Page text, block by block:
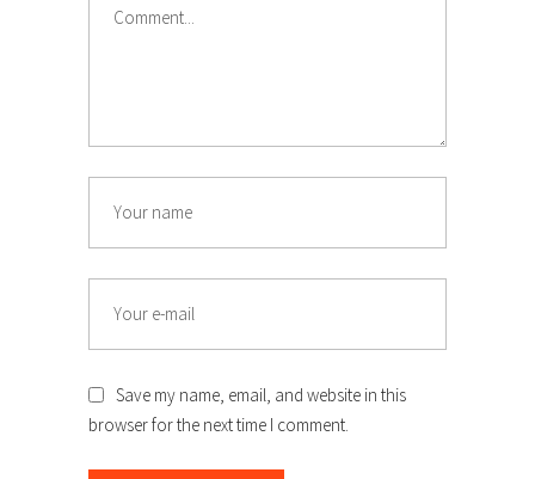
Save my name, email, and website in this
browser for the next time I comment.